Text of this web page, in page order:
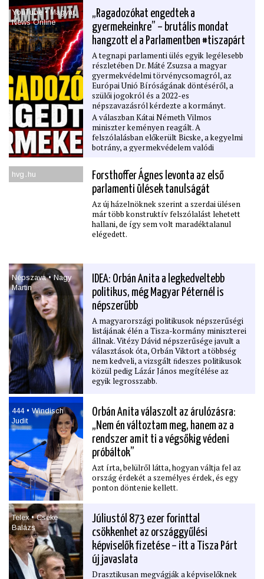
YouTube • Magyar
News Online
„Ragadozókat engedtek a
gyermekeinkre” – brutális mondat
hangzott el a Parlamentben #tiszapárt
A tegnapi parlamenti ülés egyik legélesebb
részletében Dr. Máté Zsuzsa a magyar
gyermekvédelmi törvénycsomagról, az
Európai Unió Bíróságának döntéséről, a
szülői jogokról és a 2022-es
népszavazásról kérdezte a kormányt.
A válaszban Kátai Németh Vilmos
miniszter keményen reagált. A
felszólalásban előkerült Bicske, a kegyelmi
botrány, a gyermekvédelem valódi
kötelezettségek, valamint az is, hogy a
bírósági ítélet ﬁgyelmen kívül hagyása
végső soron a magyar embereknek fájhat.
Ez a parlamenti részlet azért fontos, mert
nemcsak jogi vitáról szól. A kérdés az,
hogyan lehet egyszerre megvédeni a
gyermekeket, tiszteletben tartani a szülők
jogait, betartani az uniós kötelezettségeket,
hvg․hu
Forsthoffer Ágnes levonta az első
parlamenti ülések tanulságát
Az új házelnöknek szerint a szerdai ülésen
már több konstruktív felszólalást lehetett
hallani, de így sem volt maradéktalanul
elégedett.
Népszava • Nagy
Martin
IDEA: Orbán Anita a legkedveltebb
politikus, még Magyar Péternél is
népszerűbb
A magyarországi politikusok népszerűségi
listájának élén a Tisza-kormány miniszterei
állnak. Vitézy Dávid népszerűsége javult a
választások óta, Orbán Viktort a többség
nem kedveli, a vizsgált ﬁdeszes politikusok
közül pedig Lázár János megítélése az
egyik legrosszabb.
444 • Windisch
Judit
Orbán Anita válaszolt az árulózásra:
„Nem én változtam meg, hanem az a
rendszer amit ti a végsőkig védeni
próbáltok”
Azt írta, belülről látta, hogyan váltja fel az
ország érdekét a személyes érdek, és egy
ponton döntenie kellett.
Telex • Cseke
Balázs
Júliustól 873 ezer forinttal
csökkenhet az országgyűlési
képviselők ﬁzetése – itt a Tisza Párt
új javaslata
Drasztikusan megvágják a képviselőknek